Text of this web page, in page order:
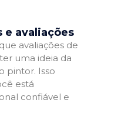
avaliações
avaliações de
uma ideia da
pintor. Isso
está
confiável e